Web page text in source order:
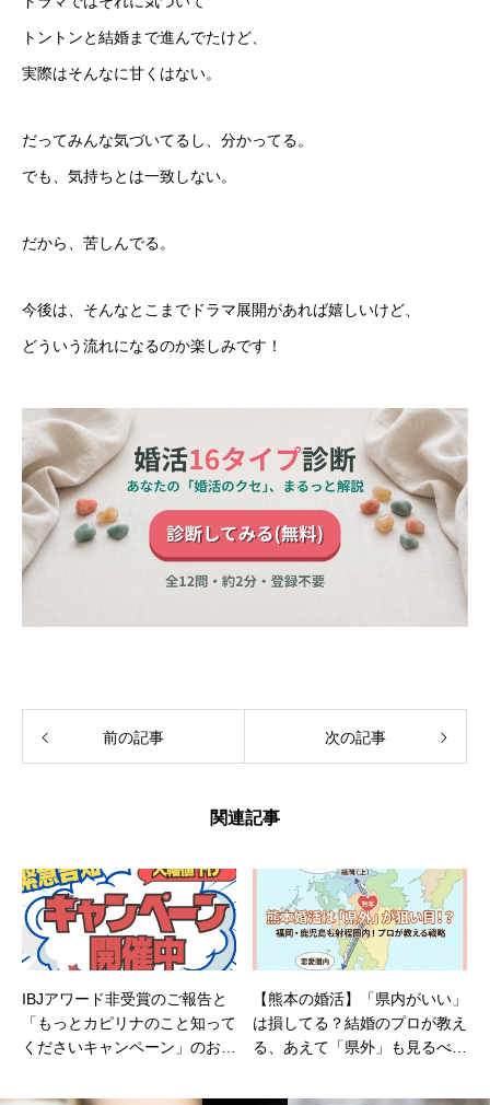
トントンと結婚まで進んでたけど、
実際はそんなに甘くはない。
だってみんな気づいてるし、分かってる。
でも、気持ちとは一致しない。
だから、苦しんでる。
今後は、そんなとこまでドラマ展開があれば嬉しいけど、
どういう流れになるのか楽しみです！
前の記事 次の記事
関連記事
IBJアワード非受賞のご報告と
「もっとカピリナのこと知って
くださいキャンペーン」のお知
【熊本の婚活】「県内がいい」
は損してる？結婚のプロが教え
る、あえて「県外」も見るべき